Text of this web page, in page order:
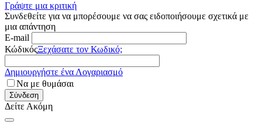
Γράψτε μια κριτική
Συνδεθείτε για να μπορέσουμε να σας ειδοποιήσουμε σχετικά με
μια απάντηση
E-mail
ΚώδικόςΞεχάσατε τον Κωδικό;
Δημιουργήστε ένα Λογαριασμό
Να με θυμάσαι
Σύνδεση
Δείτε Ακόμη